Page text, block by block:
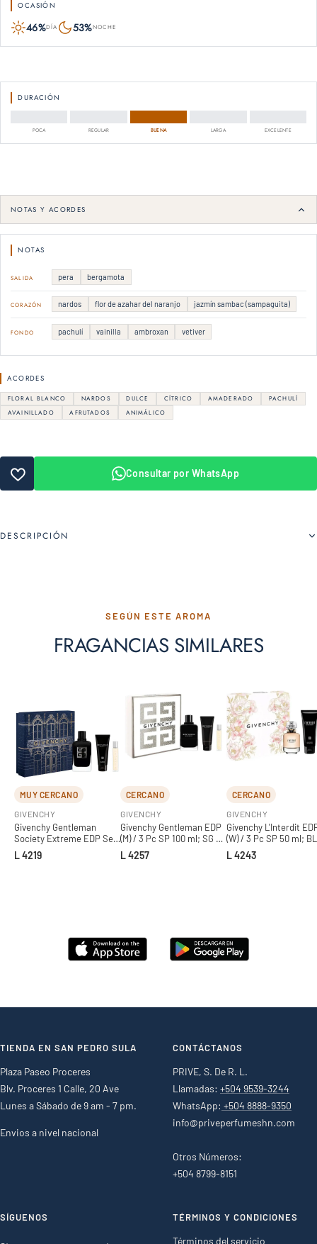
OCASIÓN
46%DÍA 53%NOCHE
DURACIÓN
POCA REGULAR BUENA LARGA EXCELENTE
NOTAS Y ACORDES
NOTAS
SALIDA pera bergamota
CORAZÓN nardos flor de azahar del naranjo jazmín sambac (sampaguita)
FONDO pachulí vainilla ambroxan vetiver
ACORDES
FLORAL BLANCO NARDOS DULCE CÍTRICO AMADERADO
PACHULÍ
AVAINILLADO
AFRUTADOS ANIMÁLICO
Consultar por WhatsApp
DESCRIPCIÓN
SEGÚN ESTE AROMA
FRAGANCIAS SIMILARES
MUY CERCANO
GIVENCHY
Givenchy Gentleman
Society Extreme EDP Set
(M) / 100 ml
L 4219
CERCANO
GIVENCHY
Givenchy Gentleman EDP
(M) / 3 Pc SP 100 ml; SG 75
ml; SP 12.5 ml
L 4257
CERCANO
GIVENCHY
Givenchy L'Interdit
(W) / 3 Pc SP 50 ml;
ml; Lipstick
L 4243
TIENDA EN SAN PEDRO SULA
Plaza Paseo Proceres
Blv. Proceres 1 Calle, 20 Ave
Lunes a Sábado de 9 am - 7 pm.
Envios a nivel nacional
CONTÁCTANOS
PRIVE, S. De R. L.
Llamadas: +504 9539-3244
WhatsApp: +504 8888-9350
info@priveperfumeshn.com
Otros Números:
+504 8799-8151
SÍGUENOS TÉRMINOS Y CONDICIONES
Términos del servicio